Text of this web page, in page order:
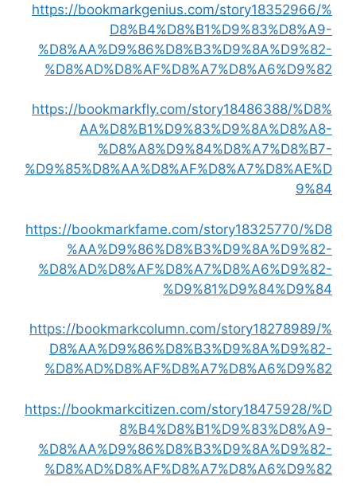
https://bookmarkgenius.com/story18352966/%
D8%B4%D8%B1%D9%83%D8%A9-
%D8%AA%D9%86%D8%B3%D9%8A%D9%82-
%D8%AD%D8%AF%D8%A7%D8%A6%D9%82
https://bookmarkfly.com/story18486388/%D8%
AA%D8%B1%D9%83%D9%8A%D8%A8-
%D8%A8%D9%84%D8%A7%D8%B7-
%D9%85%D8%AA%D8%AF%D8%A7%D8%AE%D
9%84
https://bookmarkfame.com/story18325770/%D8
%AA%D9%86%D8%B3%D9%8A%D9%82-
%D8%AD%D8%AF%D8%A7%D8%A6%D9%82-
%D9%81%D9%84%D9%84
https://bookmarkcolumn.com/story18278989/%
D8%AA%D9%86%D8%B3%D9%8A%D9%82-
%D8%AD%D8%AF%D8%A7%D8%A6%D9%82
https://bookmarkcitizen.com/story18475928/%D
8%B4%D8%B1%D9%83%D8%A9-
%D8%AA%D9%86%D8%B3%D9%8A%D9%82-
%D8%AD%D8%AF%D8%A7%D8%A6%D9%82